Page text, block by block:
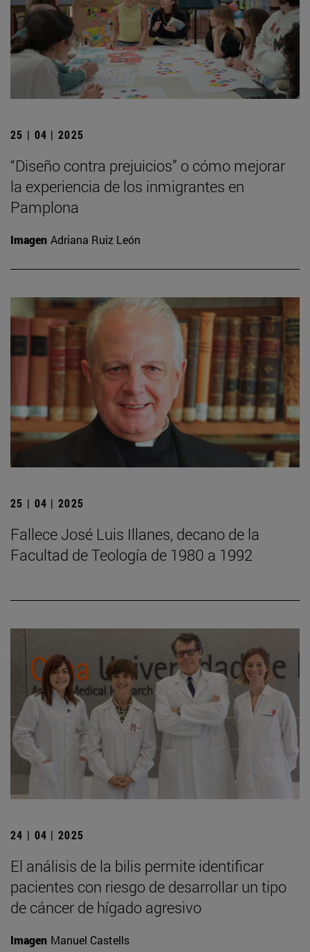
25 | 04 | 2025
“Diseño contra prejuicios” o cómo mejorar
la experiencia de los inmigrantes en
Pamplona
Imagen Adriana Ruiz León
25 | 04 | 2025
Fallece José Luis Illanes, decano de la
Facultad de Teología de 1980 a 1992
24 | 04 | 2025
El análisis de la bilis permite identificar
pacientes con riesgo de desarrollar un tipo
de cáncer de hígado agresivo
Imagen Manuel Castells